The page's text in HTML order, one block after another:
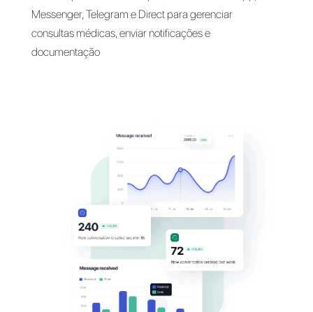
Converse com os
em seus
aplicativos
favoritos
Comunique-se com seus pacientes no
Messenger, Telegram e Direct para gerenciar